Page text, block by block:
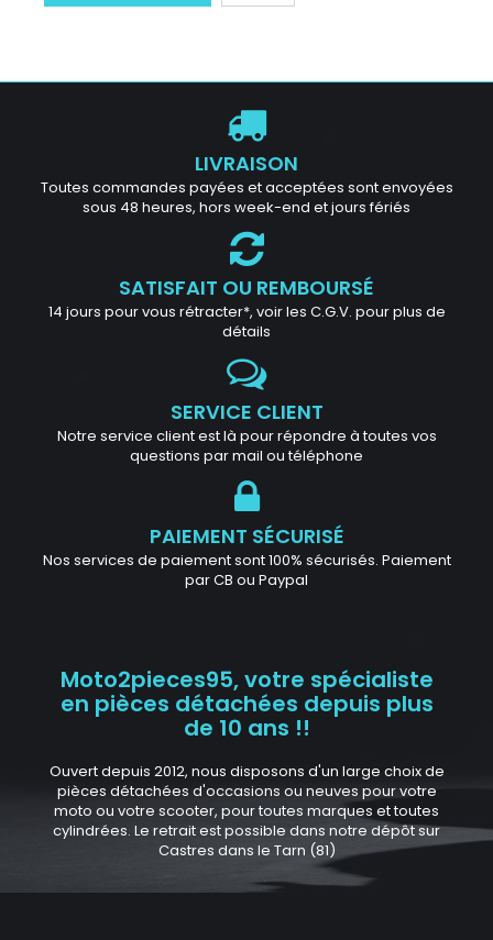
LIVRAISON
Toutes commandes payées et acceptées sont envoyées
sous 48 heures, hors week-end et jours fériés
SATISFAIT OU REMBOURSÉ
14 jours pour vous rétracter*, voir les C.G.V. pour plus de
détails
SERVICE CLIENT
Notre service client est là pour répondre à toutes vos
questions par mail ou téléphone
PAIEMENT SÉCURISÉ
Nos services de paiement sont 100% sécurisés. Paiement
par CB ou Paypal
Moto2pieces95, votre spécialiste
en pièces détachées depuis plus
de 10 ans !!
Ouvert depuis 2012, nous disposons d'un large choix de
pièces détachées d'occasions ou neuves pour votre
moto ou votre scooter, pour toutes marques et toutes
cylindrées. Le retrait est possible dans notre dépôt sur
Castres dans le Tarn (81)